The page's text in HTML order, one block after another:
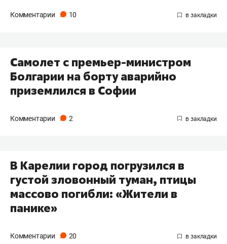
Комментарии 10
Самолет с премьер-министром
Болгарии на борту аварийно
приземлился в Софии
Комментарии 2
​В Карелии город погрузился в
густой зловонный туман, птицы
массово погибли: «Жители в
панике»
Комментарии 20